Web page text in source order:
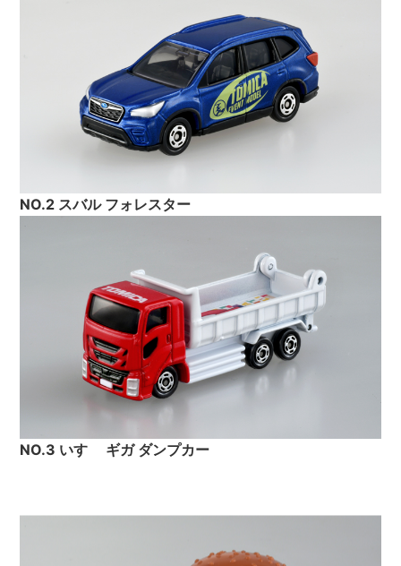
NO.2 スバル フォレスター
NO.3 いすゞ ギガ ダンプカー